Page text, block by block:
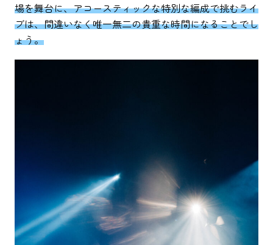
場を舞台に、アコースティックな特別な編成で挑むライ
ブは、間違いなく唯一無二の貴重な時間になることでし
ょう。